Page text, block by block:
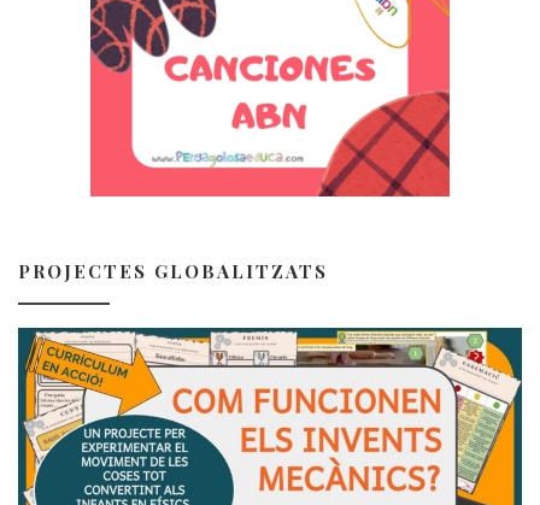
PROJECTES GLOBALITZATS